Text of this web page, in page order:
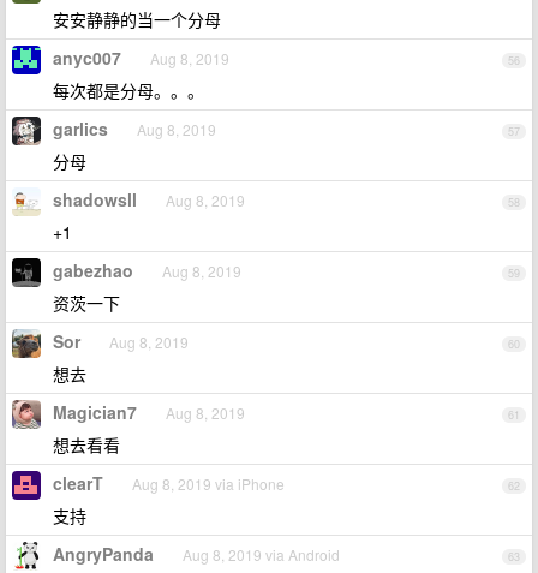
安安静静的当一个分母
56
anyc007 Aug 8, 2019
每次都是分母。。。
57
garlics Aug 8, 2019
分母
58
shadowsll Aug 8, 2019
+1
59
gabezhao Aug 8, 2019
资茨一下
60
Sor Aug 8, 2019
想去
61
Magician7 Aug 8, 2019
想去看看
62
clearT Aug 8, 2019 via iPhone
支持
63
AngryPanda Aug 8, 2019 via Android